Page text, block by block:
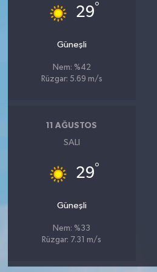
29°
Güneşli
Nem: %42
Rüzgar: 5.69 m/s
11 AĞUSTOS
SALI
29°
Güneşli
Nem: %33
Rüzgar: 7.31 m/s